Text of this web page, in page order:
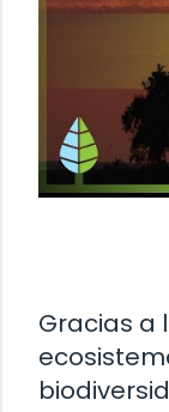
Gracias a